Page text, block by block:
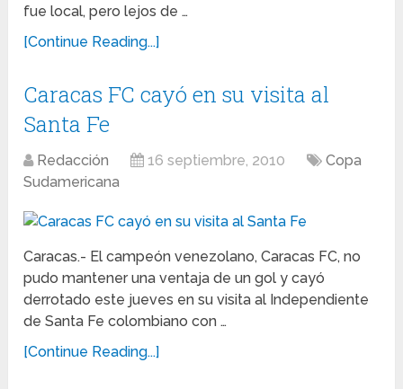
fue local, pero lejos de …
[Continue Reading...]
Caracas FC cayó en su visita al
Santa Fe
Redacción 16 septiembre, 2010
Copa
Sudamericana
Caracas.- El campeón venezolano, Caracas FC, no
pudo mantener una ventaja de un gol y cayó
derrotado este jueves en su visita al Independiente
de Santa Fe colombiano con …
[Continue Reading...]